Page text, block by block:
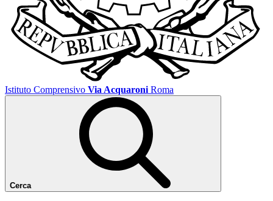
Istituto Comprensivo Via Acquaroni Roma
Cerca